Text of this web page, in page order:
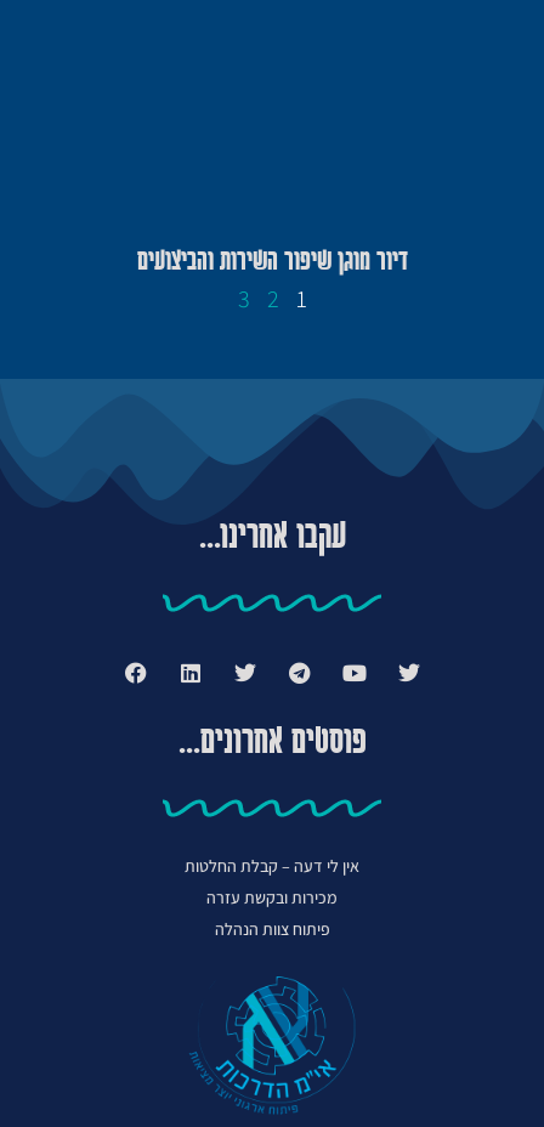
דיור מוגן שיפור השירות והביצועים
1
2
3
עקבו אחרינו...
פוסטים אחרונים...
אין לי דעה – קבלת החלטות
מכירות ובקשת עזרה
פיתוח צוות הנהלה